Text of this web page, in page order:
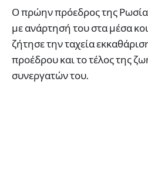
Ο πρώην πρόεδρος της
με ανάρτησή του στα μέσα
ζήτησε την ταχεία
προέδρου και το τέλος της
συνεργατών του.